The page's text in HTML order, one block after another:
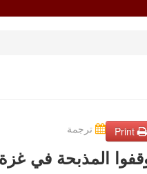
Print ترجمة
المذبحة في